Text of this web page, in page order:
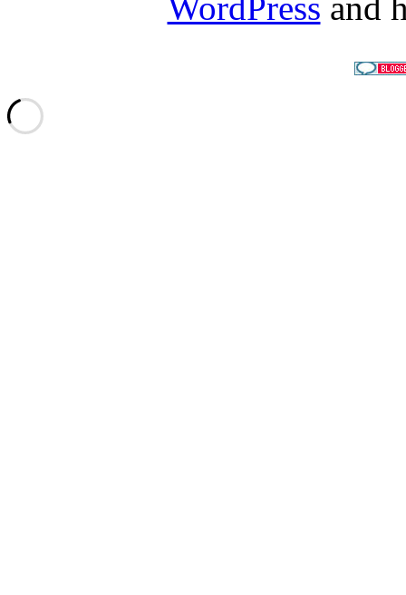
WordPress and